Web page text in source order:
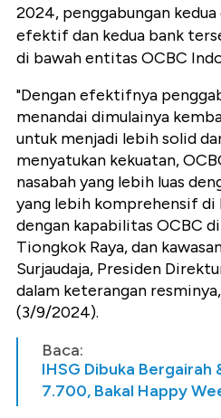
2024, penggabungan
efektif dan kedua bank
di bawah entitas OCBC
"Dengan efektifnya
menandai dimulainya
untuk menjadi lebih solid
menyatukan kekuatan,
nasabah yang lebih luas
yang lebih komprehensif di
dengan kapabilitas OCBC
Tiongkok Raya, dan
Surjaudaja, Presiden
dalam keterangan
(3/9/2024).
Baca:
IHSG Dibuka Bergairah
7.700, Bakal Happy